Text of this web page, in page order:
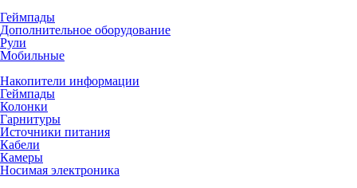
Геймпады
Дополнительное оборудование
Рули
Мобильные
Накопители информации
Геймпады
Колонки
Гарнитуры
Источники питания
Кабели
Камеры
Носимая электроника